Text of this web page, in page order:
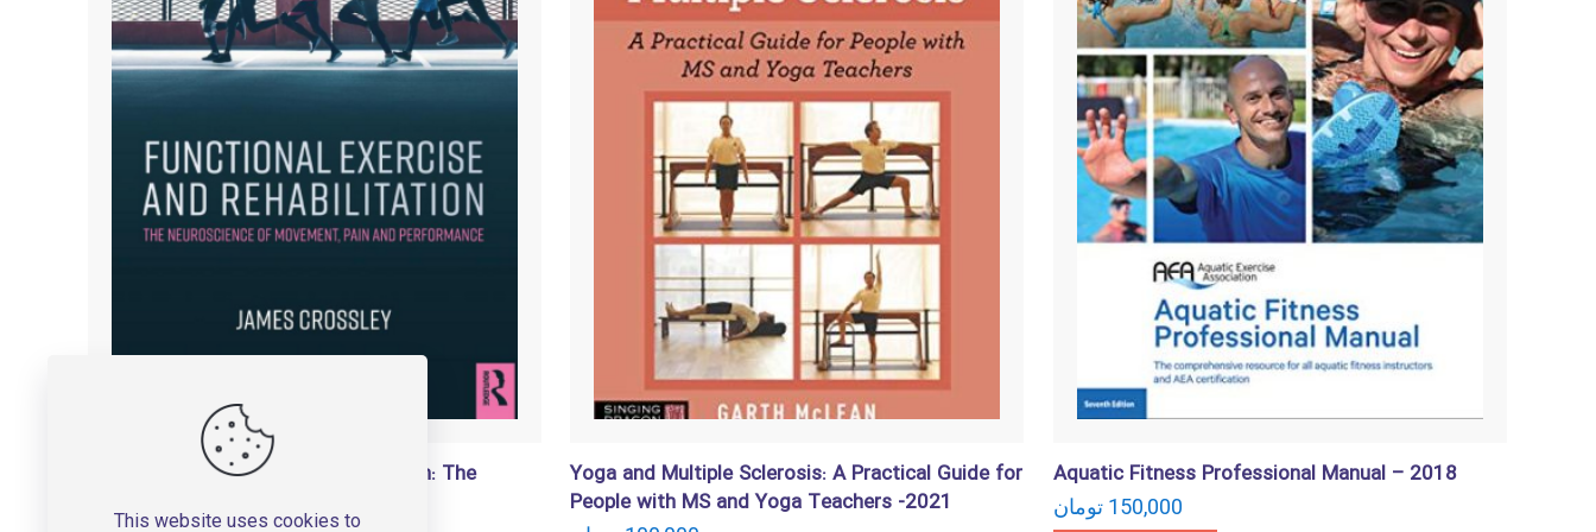
Functional Exercise and Rehabilitation: The
Yoga and Multiple Sclerosis: A Practical Guide for
People with MS and Yoga Teachers -2021
Aquatic Fitness Professional Manual – 2018
150,000 تومان
This website uses cookies to